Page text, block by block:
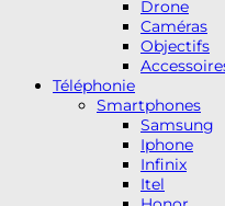
Drone
Caméras
Objectifs
Téléphonie
Smartphones
Samsung
Iphone
Infinix
Itel